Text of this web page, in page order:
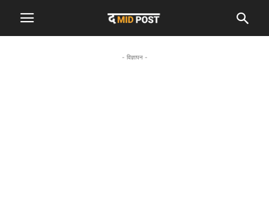
- विज्ञापन -